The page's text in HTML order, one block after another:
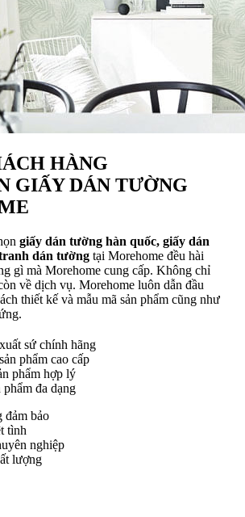
HÀNG
GIẤY DÁN TƯỜNG
giấy dán tường hàn quốc, giấy dán
dán tường tại Morehome đều hài
gì mà Morehome cung cấp. Không chỉ
về dịch vụ. Morehome luôn dẫn đầu
thiết kế và mẫu mã sản phẩm cũng như
sứ chính hãng
phẩm cao cấp
phẩm hợp lý
phẩm đa dạng
đảm bảo
tình
nghiệp
lượng